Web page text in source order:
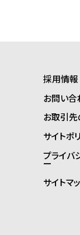
採用情報
お問い合
お取引
サイトポ
プライバ
ー
サイトマ